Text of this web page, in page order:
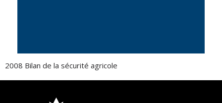
2008 Bilan de la sécurité agricole